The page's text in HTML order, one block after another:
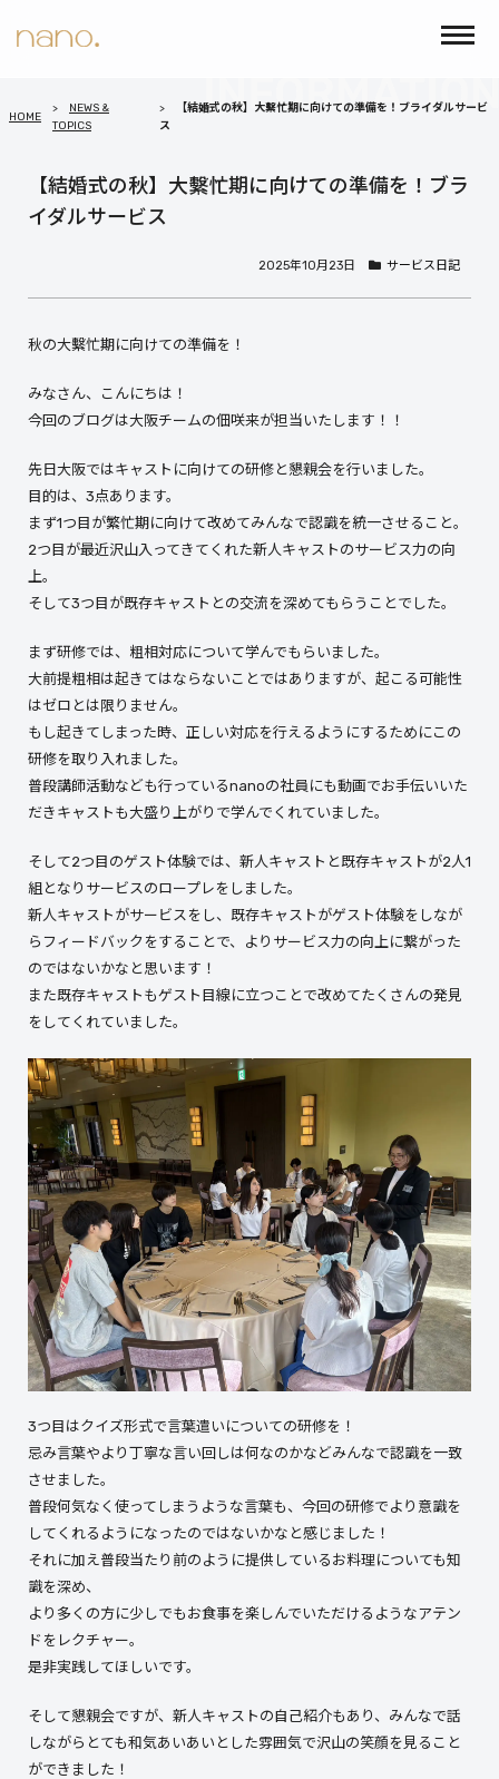
HOME
NEWS &
TOPICS
【結婚式の秋】大繫忙期に向けての準備を！ブライダルサービ
ス
【結婚式の秋】大繫忙期に向けての準備を！ブラ
イダルサービス
2025年10月23日 サービス日記
秋の大繫忙期に向けての準備を！
みなさん、こんにちは！
今回のブログは大阪チームの佃咲来が担当いたします！！
先日大阪ではキャストに向けての研修と懇親会を行いました。
目的は、3点あります。
まず1つ目が繁忙期に向けて改めてみんなで認識を統一させること。
2つ目が最近沢山入ってきてくれた新人キャストのサービス力の向
上。
そして3つ目が既存キャストとの交流を深めてもらうことでした。
まず研修では、粗相対応について学んでもらいました。
大前提粗相は起きてはならないことではありますが、起こる可能性
はゼロとは限りません。
もし起きてしまった時、正しい対応を行えるようにするためにこの
研修を取り入れました。
普段講師活動なども行っているnanoの社員にも動画でお手伝いいた
だきキャストも大盛り上がりで学んでくれていました。
そして2つ目のゲスト体験では、新人キャストと既存キャストが2人1
組となりサービスのロープレをしました。
新人キャストがサービスをし、既存キャストがゲスト体験をしなが
らフィードバックをすることで、よりサービス力の向上に繋がった
のではないかなと思います！
また既存キャストもゲスト目線に立つことで改めてたくさんの発見
をしてくれていました。
3つ目はクイズ形式で言葉遣いについての研修を！
忌み言葉やより丁寧な言い回しは何なのかなどみんなで認識を一致
させました。
普段何気なく使ってしまうような言葉も、今回の研修でより意識を
してくれるようになったのではないかなと感じました！
それに加え普段当たり前のように提供しているお料理についても知
識を深め、
より多くの方に少しでもお食事を楽しんでいただけるようなアテン
ドをレクチャー。
是非実践してほしいです。
そして懇親会ですが、新人キャストの自己紹介もあり、みんなで話
しながらとても和気あいあいとした雰囲気で沢山の笑顔を見ること
ができました！